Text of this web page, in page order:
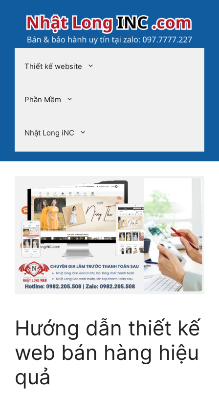
Thiết kế website
Phần Mềm
Nhật Long iNC
Hướng dẫn thiết kế
web bán hàng hiệu
quả